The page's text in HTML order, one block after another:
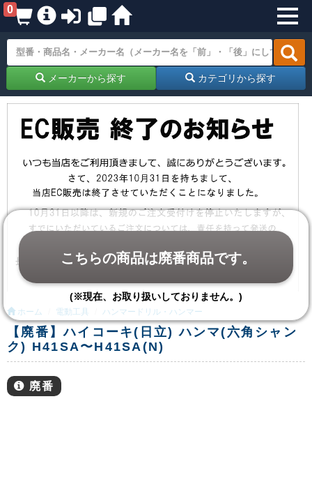
0
メーカーから探す カテゴリから探す
ホーム 電動工具 ハンマードリル・ハンマー
【廃番】ハイコーキ(日立) ハンマ(六角シャン
ク) H41SA〜H41SA(N)
廃番
こちらの商品は廃番商品です。
(※現在、お取り扱いしておりません。)